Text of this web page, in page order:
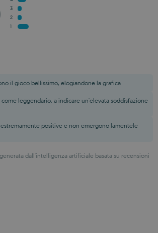
3
2
1
il gioco bellissimo, elogiandone la grafica
leggendario, a indicare un'elevata soddisfazione
positive e non emergono lamentele
dall'intelligenza artificiale basata su recensioni